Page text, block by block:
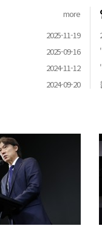
more
2025-11-19
2025-09-16
2024-11-12
2024-09-20